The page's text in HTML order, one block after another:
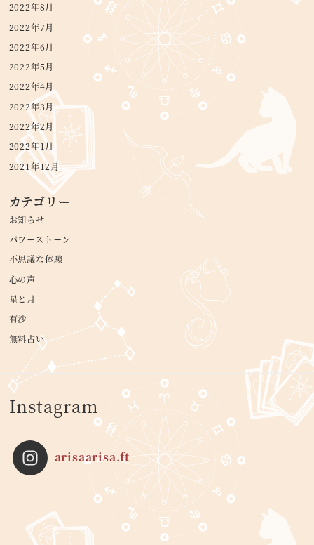
2022年8月
2022年7月
2022年6月
2022年5月
2022年4月
2022年3月
2022年2月
2022年1月
2021年12月
カテゴリー
お知らせ
パワーストーン
不思議な体験
心の声
星と月
有沙
無料占い
Instagram
arisaarisa.ft